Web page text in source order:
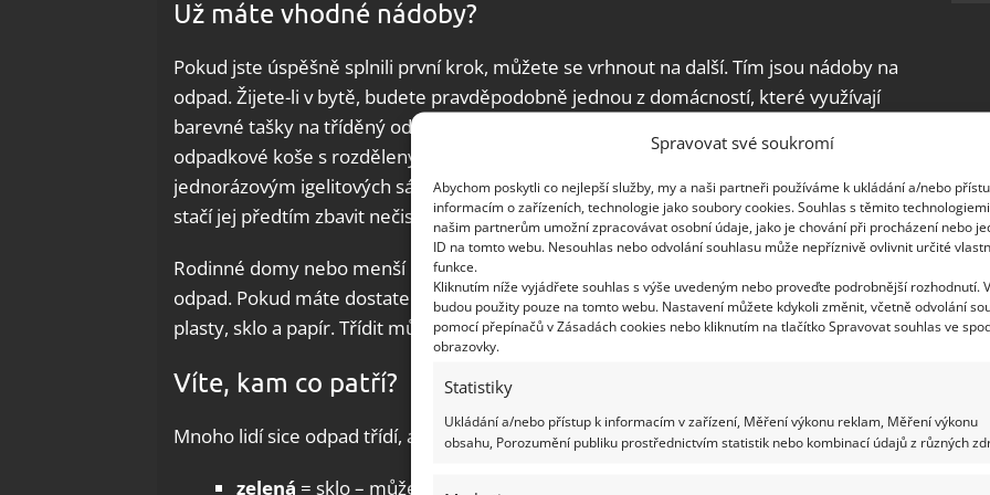
Spravovat své soukromí
Abychom poskytli co nejlepší služby, my a naši partneři používáme k ukládání a/nebo
informacím o zařízeních, technologie jako soubory cookies. Souhlas s těmito
našim partnerům umožní zpracovávat osobní údaje, jako je chování při procházení nebo
ID na tomto webu. Nesouhlas nebo odvolání souhlasu může nepříznivě ovlivnit určité
funkce.
Kliknutím níže vyjádřete souhlas s výše uvedeným nebo proveďte podrobnější rozhodnutí.
budou použity pouze na tomto webu. Nastavení můžete kdykoli změnit, včetně odvolání
pomocí přepínačů v Zásadách cookies nebo kliknutím na tlačítko Spravovat souhlas ve
obrazovky.
Statistiky
Ukládání a/nebo přístup k informacím v zařízení, Měření výkonu reklam, Měření výkonu
obsahu, Porozumění publiku prostřednictvím statistik nebo kombinací údajů z různých
Už máte vhodné nádoby?
Pokud jste úspěšně splnili první krok, můžete se vrhnout na další. Tím jsou nádoby na
odpad. Žijete-li v bytě, budete pravděpodobně jednou z domácností, které využívají
barevné tašky na tříděný odpad. Ty se dají opakovaně používat, stejně jako různé
odpadkové koše s rozděleným víkem. U košů je často problémem zbytečné používání
jednorázovým igelitových sáčků či pytlů. Tříděný odpad vkládejte do nádob i bez pytle,
stačí jej předtím zbavit nečistot.
Rodinné domy nebo menší bytovky pak disponují vlastními
odpad. Pokud máte dostatek prostoru k jejich umístění, nemusíte se omezit pouze na
plasty, sklo a papír. Třídit můžete i kovy, baterie, oleje či bioodpad.
Víte, kam co patří?
Mnoho lidí sice odpad třídí, ale špatně. Víte, co do jakého kontejneru patří?
zelená = sklo – můžeme vhazovat sklo čiré i barevné. Dobré je jej schválně